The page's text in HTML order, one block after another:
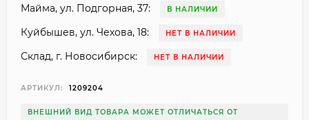
Майма, ул. Подгорная, 37: В НАЛИЧИИ
Куйбышев, ул. Чехова, 18: НЕТ В НАЛИЧИИ
Склад, г. Новосибирск: НЕТ В НАЛИЧИИ
АРТИКУЛ: 1209204
ВНЕШНИЙ ВИД ТОВАРА МОЖЕТ ОТЛИЧАТЬСЯ ОТ